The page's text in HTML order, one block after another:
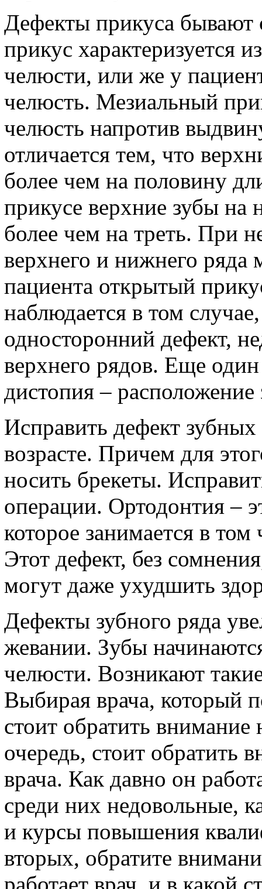
Дефекты прикуса
прикус характеризуется
челюсти, или же у
челюсть. Мезиальный
челюсть напротив
отличается тем, что
более чем на половину
прикусе верхние зубы
более чем на треть. При
верхнего и нижнего ряда
пациента открытый
наблюдается в том
односторонний дефект,
верхнего рядов. Еще
дистопия –
Исправить дефект
возрасте. Причем для
носить брекеты.
операции. Ортодонтия –
которое занимается в
Этот дефект, без
могут даже ухудшить
Дефекты зубного ряда
жевании. Зубы
челюсти. Возникают
Выбирая врача, который
стоит обратить
очередь, стоит обратить
врача. Как давно он
среди них недовольные,
и курсы повышения
вторых, обратите
работает врач, и в какой